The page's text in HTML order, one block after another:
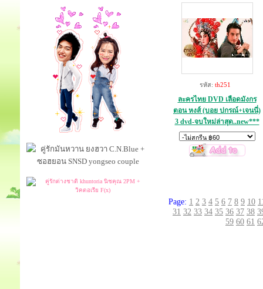
รหัส: th251
ละครไทย DVD เลือดมังกร
ตอน หงส์ (บอย ปกรณ์+เจนนี่)
3 dvd-จบใหม่ล่าสุด..new***
Page: 1 2 3 4 5 6 7 8 9 10
31 32 33 34 35 36 37 38
59 60 61